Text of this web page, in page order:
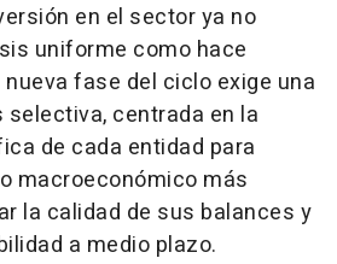
en el sector ya no
uniforme como hace
fase del ciclo exige una
centrada en la
de cada entidad para
macroeconómico más
la calidad de sus balances y
a medio plazo.